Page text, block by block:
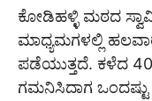
ಕೋಡಿಹಳ್ಳಿ ಮಠದ
ಮಾಧ್ಯಮಗಳಲ್ಲಿ
ಪಡೆಯುತ್ತದೆ. ಕಳೆದ
ಗಮನಿಸಿದಾಗ ಒಂದಷ್ಟು